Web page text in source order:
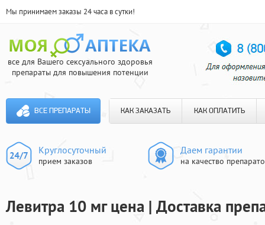
Мы принимаем заказы 24 часа в сутки!
все для Вашего сексуального здоровья
препараты для повышения потенции
ВСЕ ПРЕПАРАТЫ КАК ЗАКАЗАТЬ КАК ОПЛАТИТЬ
Круглосуточный
прием заказов
Даем гарантии
на качество
Левитра 10 мг цена | Доставка